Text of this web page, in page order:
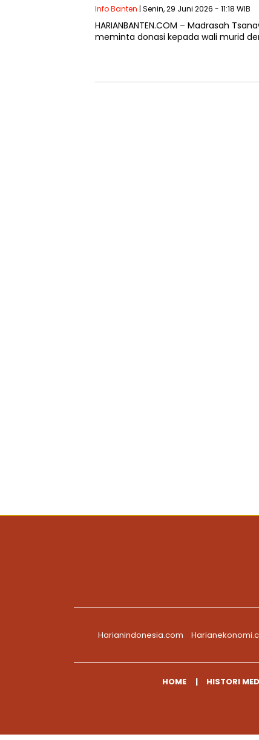
Info Banten | Senin, 29 Juni 2026 - 11:18 WIB
HARIANBANTEN.COM – Madrasah
meminta donasi kepada wali murid
Harianindonesia.com
HOME HISTORI